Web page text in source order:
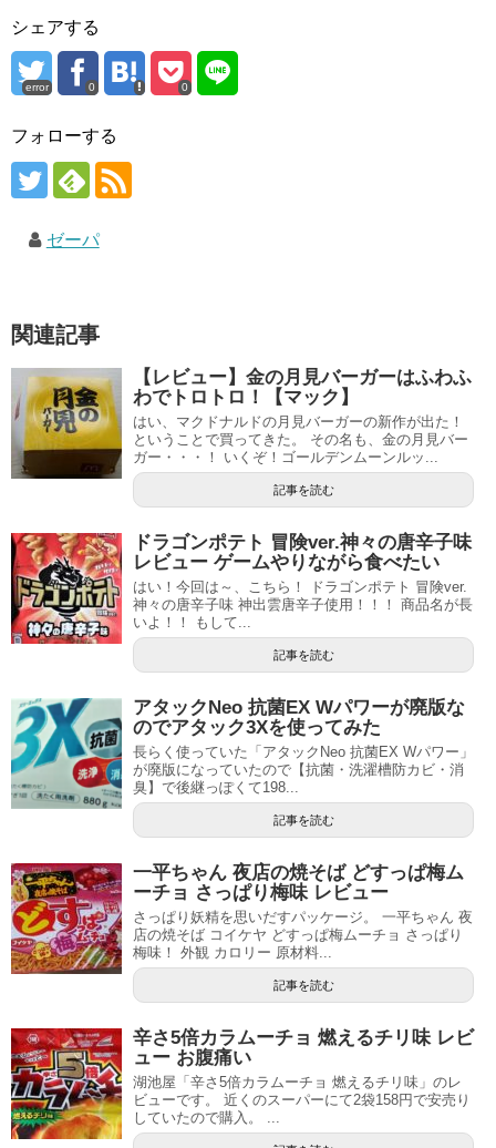
シェアする
error 0 0
フォローする
ゼーパ
関連記事
【レビュー】金の月見バーガーはふわふ
わでトロトロ！【マック】
はい、マクドナルドの月見バーガーの新作が出た！
ということで買ってきた。 その名も、金の月見バー
ガー・・・！ いくぞ！ゴールデンムーンルッ...
記事を読む
ドラゴンポテト 冒険ver.神々の唐辛子味
レビュー ゲームやりながら食べたい
はい！今回は～、こちら！ ドラゴンポテト 冒険ver.
神々の唐辛子味 神出雲唐辛子使用！！！ 商品名が長
いよ！！ もして...
記事を読む
アタックNeo 抗菌EX Wパワーが廃版な
のでアタック3Xを使ってみた
長らく使っていた「アタックNeo 抗菌EX Wパワー」
が廃版になっていたので【抗菌・洗濯槽防カビ・消
臭】で後継っぽくて198...
記事を読む
一平ちゃん 夜店の焼そば どすっぱ梅ム
ーチョ さっぱり梅味 レビュー
さっぱり妖精を思いだすパッケージ。 一平ちゃん 夜
店の焼そば コイケヤ どすっぱ梅ムーチョ さっぱり
梅味！ 外観 カロリー 原材料...
記事を読む
辛さ5倍カラムーチョ 燃えるチリ味 レビ
ュー お腹痛い
湖池屋「辛さ5倍カラムーチョ 燃えるチリ味」のレ
ビューです。 近くのスーパーにて2袋158円で安売り
していたので購入。 ...